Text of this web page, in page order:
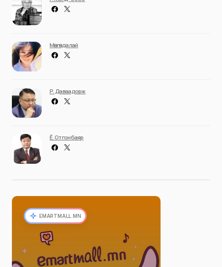
Мөнгөндалай
Р. Даваадорж
Ё. Отгонбаяр
EMARTMALL.MN